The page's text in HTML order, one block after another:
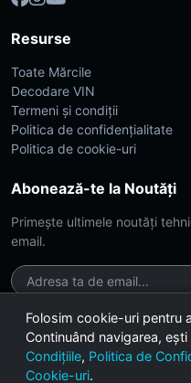
Resurse
Toate Mărcile
Decodare VIN
Termeni și condiții
Politica de confidențialitate
Politica de cookie-uri
Abonează-te la Noutăți
Primește ultimele noutăți
email.
© 2026 CarsDB. Toate
enthusiasts.
Folosim cookie-uri pentru
Continuând navigarea,
Condițiile, Politica de
Cookie-uri.